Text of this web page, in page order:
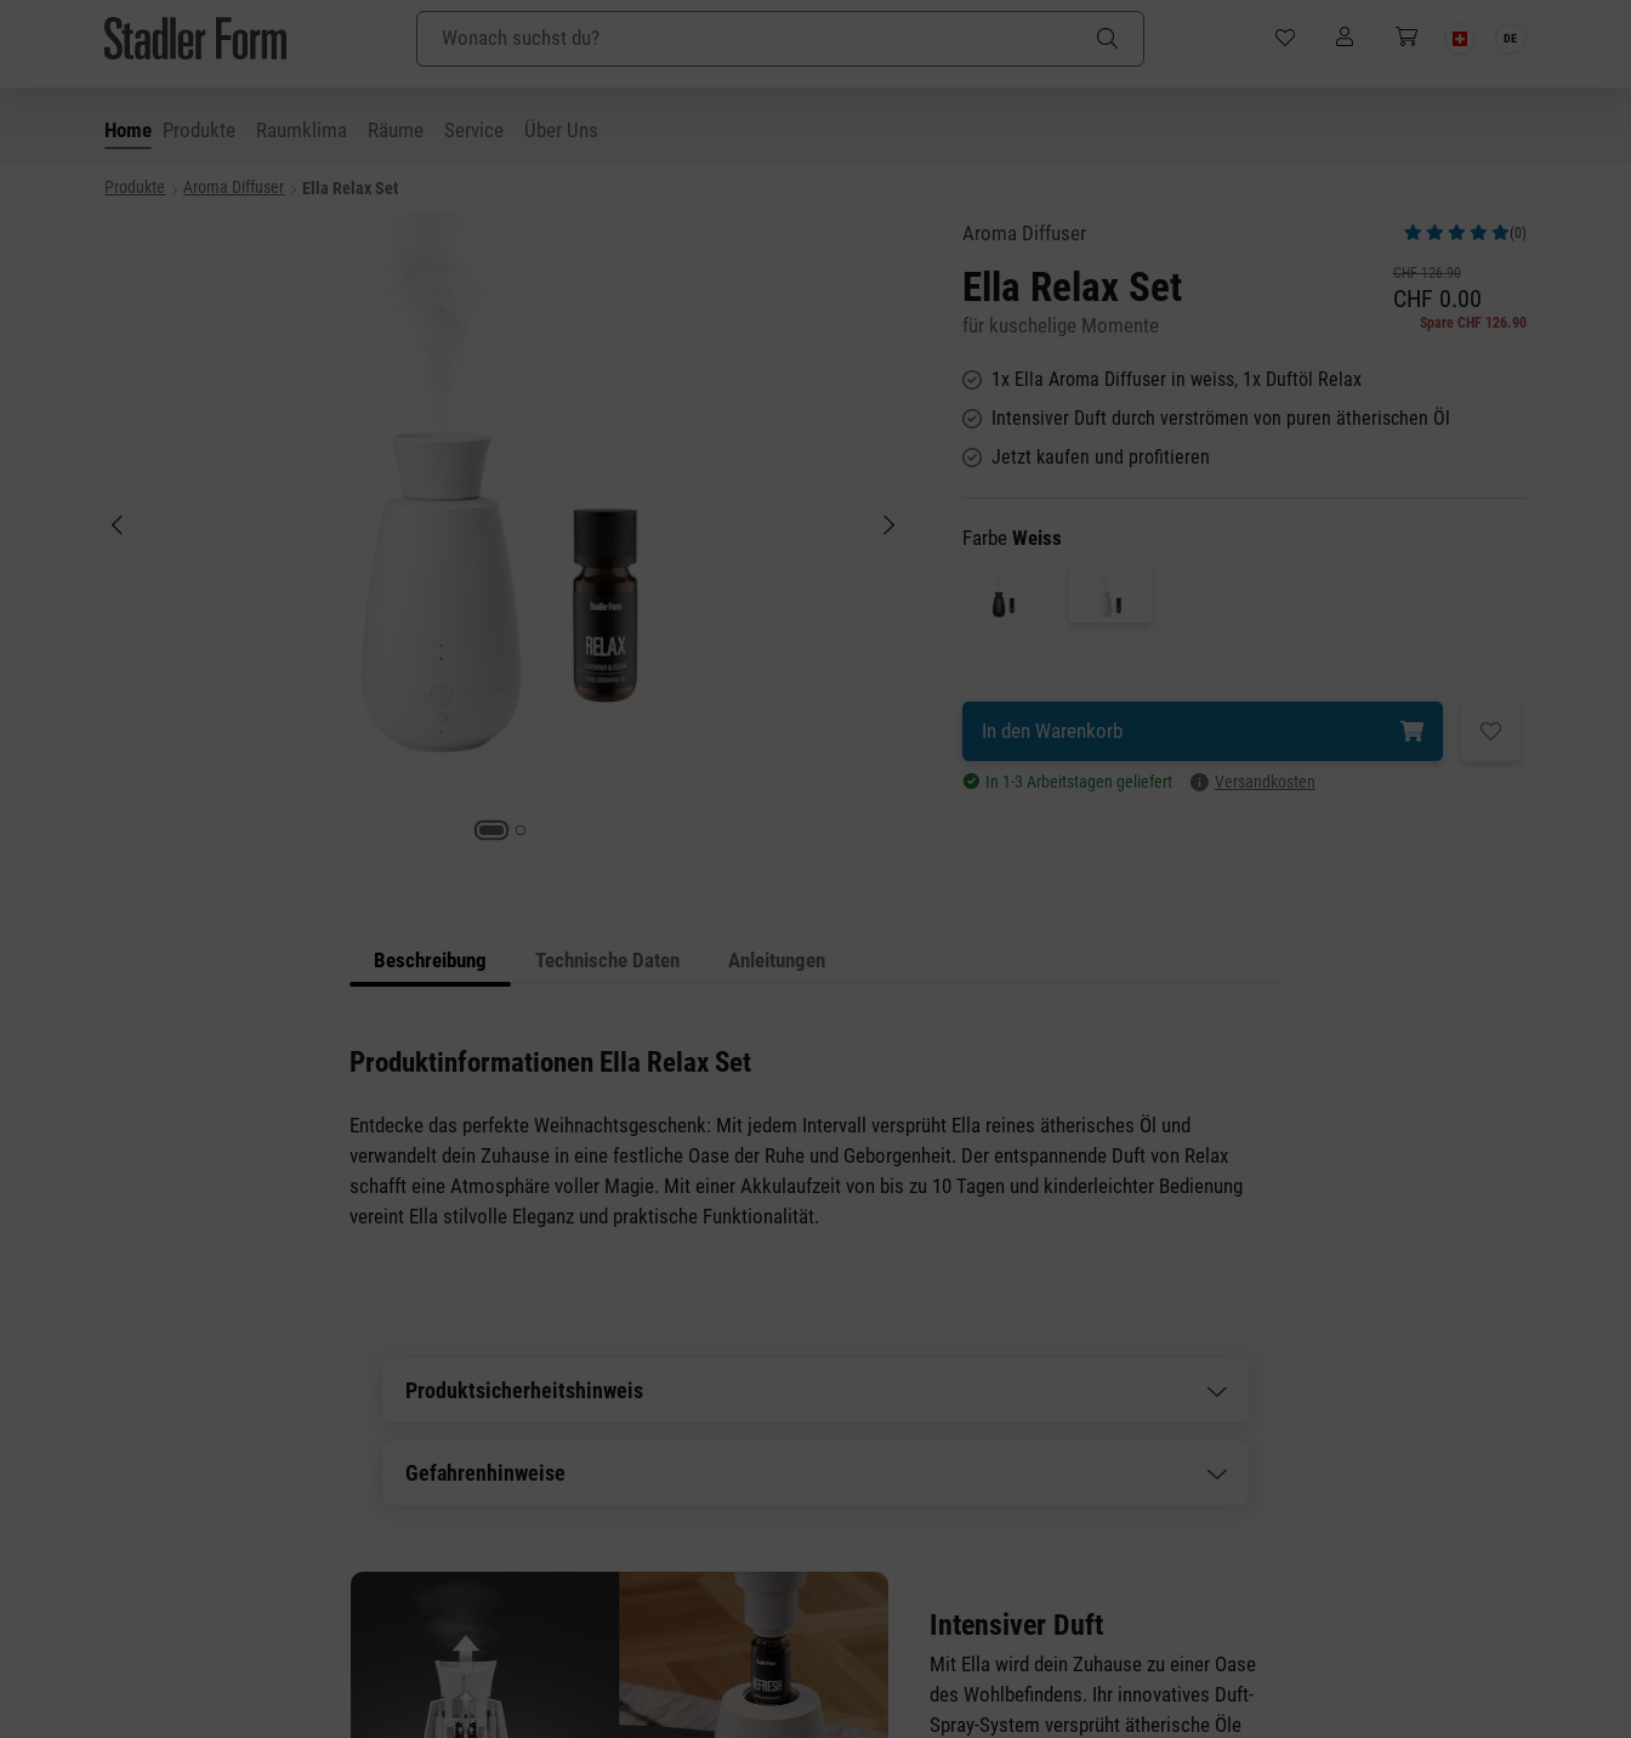
Hauptinhalt springen
Zur Suche springen
Zur Hauptnavigation springen
DE
Home Produkte Raumklima Räume Service Über Uns
Produkte Aroma Diffuser Ella Relax Set
Aroma Diffuser (0)
Ella Relax Set
für kuschelige Momente
CHF 126.90
CHF 0.00
Spare CHF 126.90
1x Ella Aroma Diffuser in weiss, 1x Duftöl Relax
Intensiver Duft durch verströmen von puren ätherischen Öl
Jetzt kaufen und profitieren
Farbe Weiss
In den Warenkorb
In 1-3 Arbeitstagen geliefert Versandkosten
Beschreibung Technische Daten Anleitungen
Produktinformationen Ella Relax Set
Entdecke das perfekte Weihnachtsgeschenk: Mit jedem Intervall versprüht Ella reines ätherisches Öl und
verwandelt dein Zuhause in eine festliche Oase der Ruhe und Geborgenheit. Der entspannende Duft von Relax
schafft eine Atmosphäre voller Magie. Mit einer Akkulaufzeit von bis zu 10 Tagen und kinderleichter Bedienung
vereint Ella stilvolle Eleganz und praktische Funktionalität.
Produktsicherheitshinweis
Gefahrenhinweise
Intensiver Duft
Mit Ella wird dein Zuhause zu einer Oase
des Wohlbefindens. Ihr innovatives Duft-
Spray-System versprüht ätherische Öle